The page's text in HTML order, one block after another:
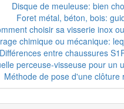
Disque de meuleuse: bien
Foret métal, béton, bois:
choisir sa visserie inox
chimique ou mécanique:
Différences entre chaussures
perceuse-visseuse pour un
Méthode de pose d'une clôture